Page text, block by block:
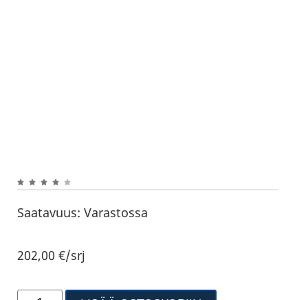
Saatavuus: Varastossa
202,00€/srj